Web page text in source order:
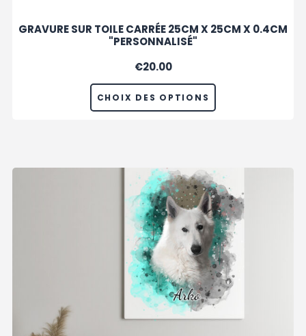
GRAVURE SUR TOILE CARRÉE 25CM X 25CM X 0.4CM
"PERSONNALISÉ"
€20.00
CHOIX DES OPTIONS